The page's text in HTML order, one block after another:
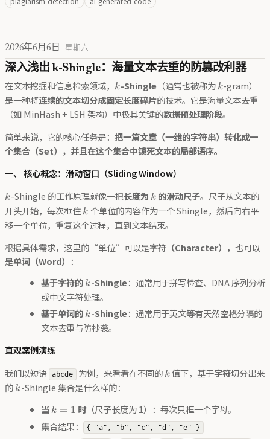
2026年6月6日 星期六
深入浅出 k-Shingle：海量文本去重的防篡改利器
在文本挖掘和信息检索领域， k
k-Shingle （通常也被称为k
k-gram）
是一种将连续的文本切分成固定长度碎片的技术。它是海量文本去重
（如 MinHash + LSH 架构）中极其关键的数据预处理阶段。
简单来说，它的核心任务是： 把一篇文章（一维的字符串）转化成一
个集合（Set），并且在这个集合中锁死文本的局部语序。
一、 核心概念：滑动窗口（Sliding Window）
k
k-Shingle 的工作原理就像一把长度为 k
k 的滑动尺子。尺子从文本的
开头开始，每次框住k
k 个单位的内容作为一个 Shingle，然后向右平
移一个单位，重复这个过程，直到文本结束。
根据具体需求，这里的“单位”可以是字符（Character） ，也可以
是单词（Word） ：
基于字符的k
k-Shingle：通常用于拼写检查、DNA 序列分析
或中文字符处理。
基于单词的k
k-Shingle：通常用于英文等有天然空格分隔的
文本去重与防抄袭。
直观案例演练
我们以短语 abcde 为例，来看看在不同的k
k 值下，基于字符切分出来
的k
k-Shingle 集合是什么样的：
当 k
=
1
k = 1 时（尺子长度为 1）：每次只框一个字母。
集合结果：
{ "a", "b", "c", "d", "e" }